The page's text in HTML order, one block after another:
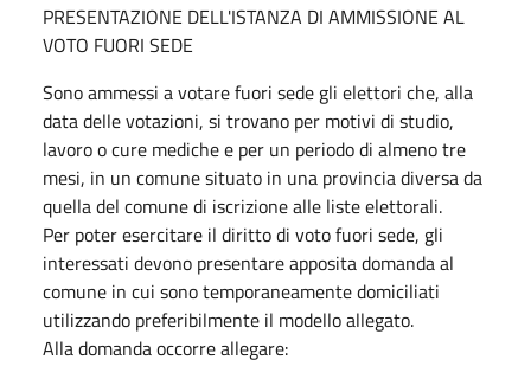
PRESENTAZIONE DELL'ISTANZA DI AMMISSIONE AL
VOTO FUORI SEDE
Sono ammessi a votare fuori sede gli elettori che, alla
data delle votazioni, si trovano per motivi di studio,
lavoro o cure mediche e per un periodo di almeno tre
mesi, in un comune situato in una provincia diversa da
quella del comune di iscrizione alle liste elettorali.
Per poter esercitare il diritto di voto fuori sede, gli
interessati devono presentare apposita domanda al
comune in cui sono temporaneamente domiciliati
utilizzando preferibilmente il modello allegato.
Alla domanda occorre allegare: